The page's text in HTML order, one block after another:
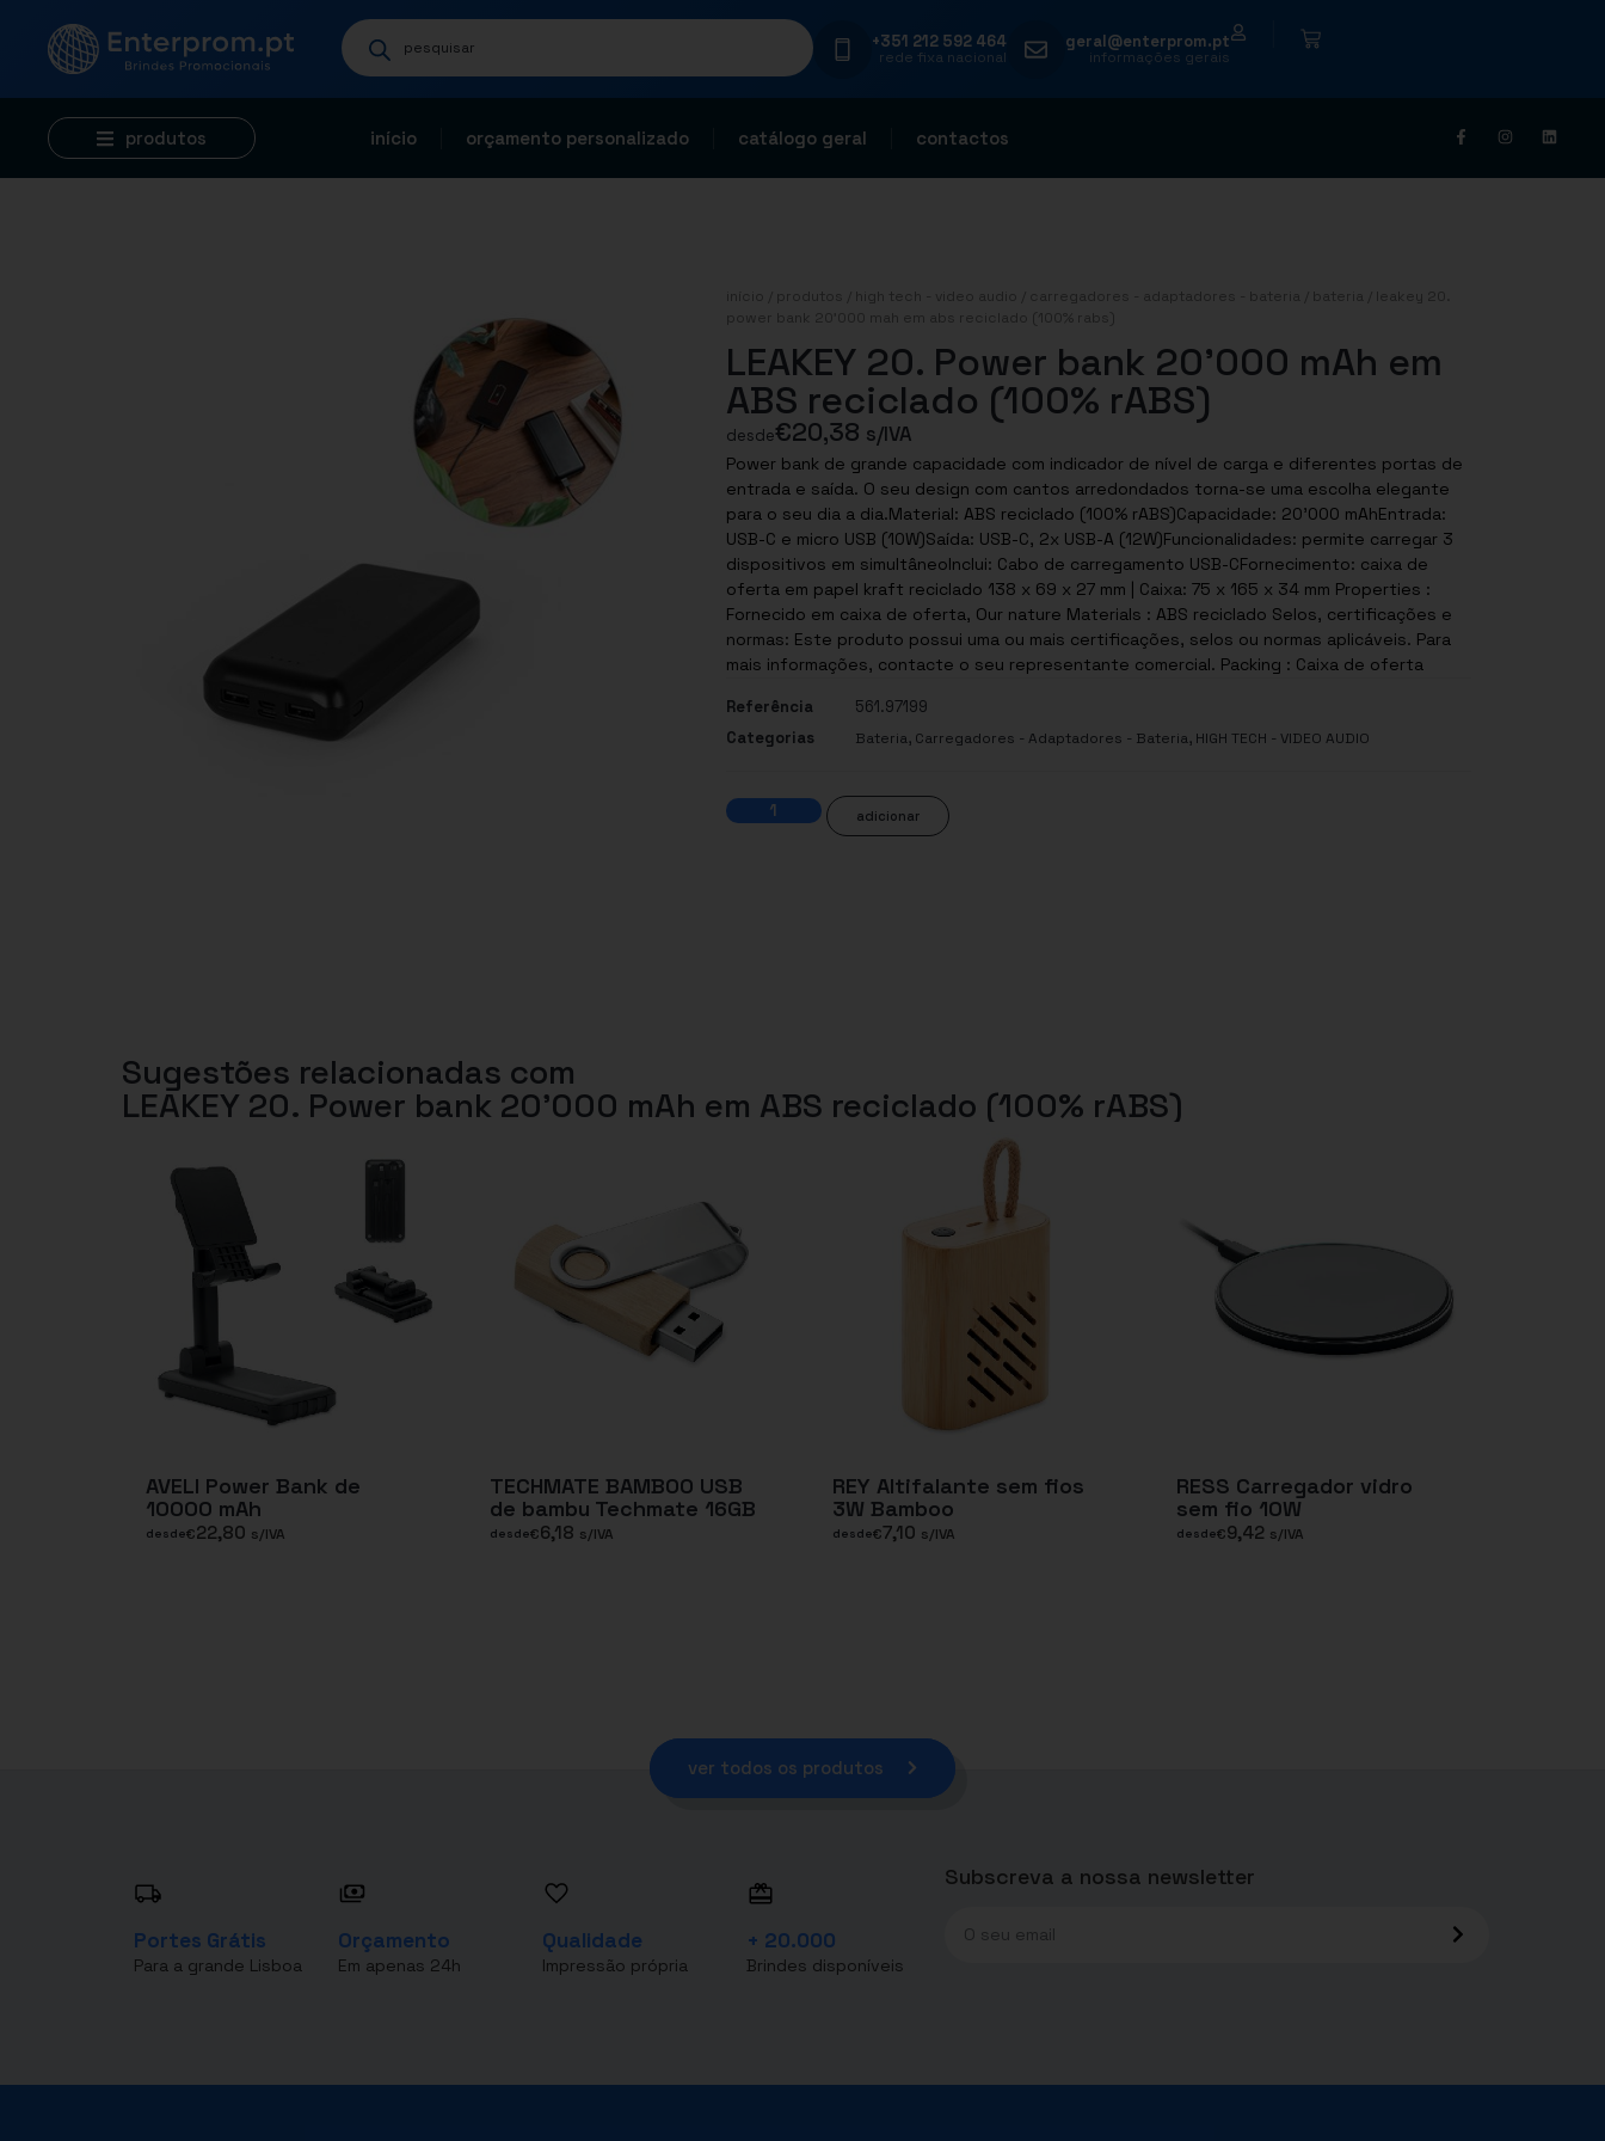
+351 212 592 464
rede fixa nacional
geral@enterprom.pt
informações gerais
produtos início orçamento personalizado catálogo geral contactos
início produtos high tech - video audio carregadores - adaptadores - bateria bateria / leakey 20.
power bank 20’000 mah em abs reciclado (100% rabs)
LEAKEY 20. Power bank 20’000 mAh em
ABS reciclado (100% rABS)
desde€20,38 s/IVA
Power bank de grande capacidade com indicador de nível de carga e diferentes portas de
entrada e saída. O seu design com cantos arredondados torna-se uma escolha elegante
para o seu dia a dia.Material: ABS reciclado (100% rABS)Capacidade: 20’000 mAhEntrada:
USB-C e micro USB (10W)Saída: USB-C, 2x USB-A (12W)Funcionalidades: permite carregar 3
dispositivos em simultâneoInclui: Cabo de carregamento USB-CFornecimento: caixa de
oferta em papel kraft reciclado 138 x 69 x 27 mm | Caixa: 75 x 165 x 34 mm Properties :
Fornecido em caixa de oferta, Our nature Materials : ABS reciclado Selos, certificações e
normas: Este produto possui uma ou mais certificações, selos ou normas aplicáveis. Para
mais informações, contacte o seu representante comercial. Packing : Caixa de oferta
Referência
561.97199
Categorias
Bateria, Carregadores - Adaptadores - Bateria, HIGH TECH - VIDEO AUDIO
adicionar
Sugestões relacionadas com
LEAKEY 20. Power bank 20’000 mAh em ABS reciclado (100% rABS)
AVELI Power Bank de
10000 mAh
desde€22,80 s/IVA
TECHMATE BAMBOO USB
de bambu Techmate 16GB
desde€6,18 s/IVA
REY Altifalante sem fios
3W Bamboo
desde€7,10 s/IVA
RESS Carregador vidro
sem fio 10W
desde€9,42 s/IVA
ver todos os produtos
Portes Grátis
Para a grande Lisboa
Orçamento
Em apenas 24h
Qualidade
Impressão própria
+ 20.000
Brindes disponíveis
Subscreva a nossa newsletter